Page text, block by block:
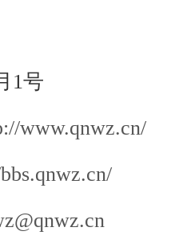
1号
www.qnwz.cn/